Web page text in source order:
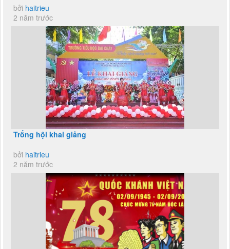
bởi haitrieu
2 năm trước
Trống hội khai giảng
bởi haitrieu
2 năm trước